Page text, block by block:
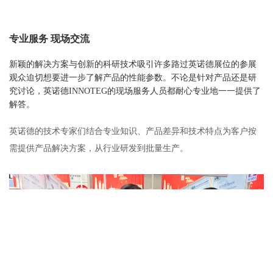
专业服务 现场交流
新颖的解决方案与创新的科研技术吸引许多路过英诺德展位的参展
观众迫切想要进一步了解产品的性能参数。不论是针对产品还是研
究讨论，英诺德INNOTEG的现场服务人员都耐心专业地一一提供了
解答。
英诺德的技术专家们结合专业知识、产品差异和技术特点为客户按
需提供产品解决方案，从行业研发到批量生产。